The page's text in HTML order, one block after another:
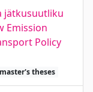
jätkusuutliku
Emission
Policy
master's theses